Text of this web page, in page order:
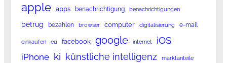
apple apps benachrichtigung benachrichtigungen
betrug bezahlen browser computer digitalisierung e-mail
einkaufen eu facebook google internet iOS
iPhone ki künstliche intelligenz marktanteile